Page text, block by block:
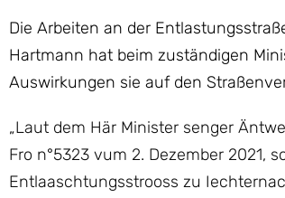
Die Arbeiten an der
Hartmann hat beim zuständigen
Auswirkungen sie auf den
„Laut dem Här Minister senger
Fro n°5323 vum 2. Dezember 2021,
Entlaaschtungsstrooss zu